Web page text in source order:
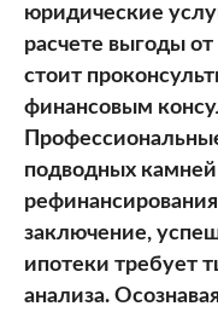
юридические
расчете выгоды
стоит
финансовым
подводных
заключение,
ипотеки требует
анализа.